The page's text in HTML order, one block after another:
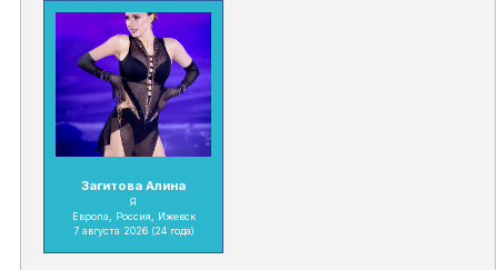
Загитова Алина
Я
Европа, Россия, Ижевск
7 августа 2026 (24 года)